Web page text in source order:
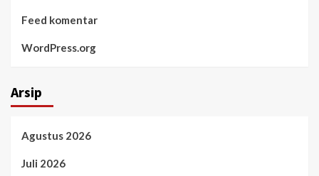
Feed komentar
WordPress.org
Arsip
Agustus 2026
Juli 2026